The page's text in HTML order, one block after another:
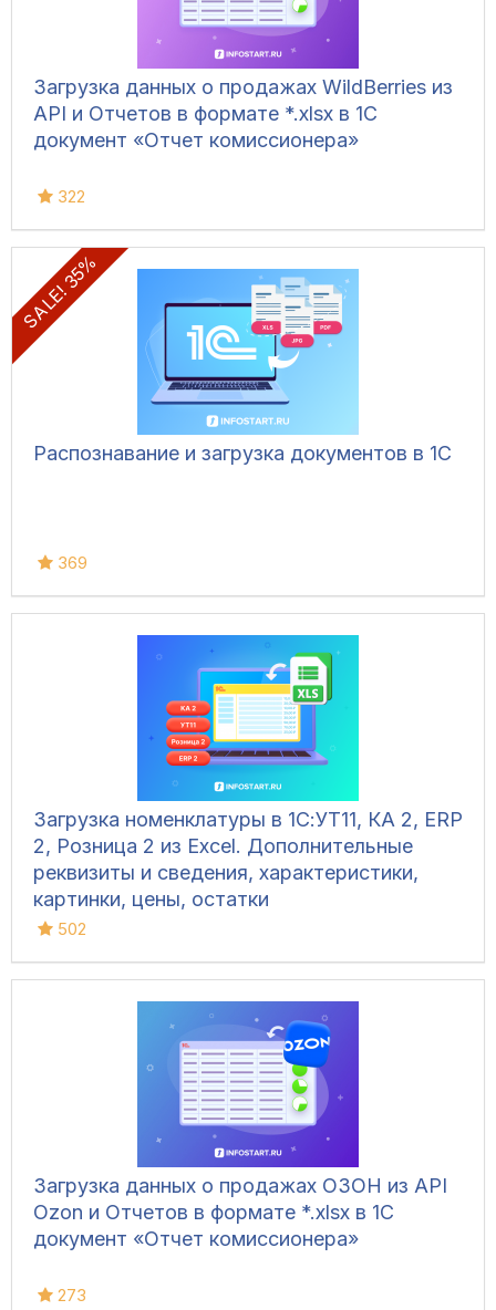
Загрузка данных о продажах WildBerries из
API и Отчетов в формате *.xlsx в 1С
документ «Отчет комиссионера»
322
SALE! 35%
Распознавание и загрузка документов в 1С
369
Загрузка номенклатуры в 1С:УТ11, КА 2, ERP
2, Розница 2 из Excel. Дополнительные
реквизиты и сведения, характеристики,
картинки, цены, остатки
502
Загрузка данных о продажах ОЗОН из API
Ozon и Отчетов в формате *.xlsx в 1С
документ «Отчет комиссионера»
273